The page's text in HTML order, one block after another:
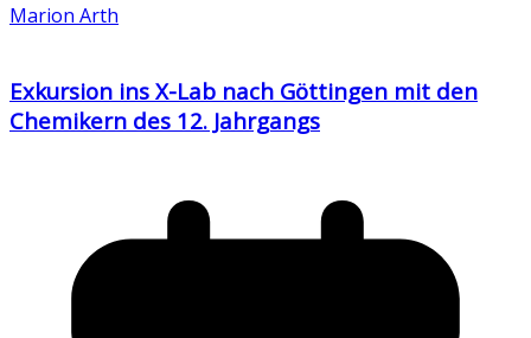
Marion Arth
Exkursion ins X-Lab nach Göttingen mit den
Chemikern des 12. Jahrgangs